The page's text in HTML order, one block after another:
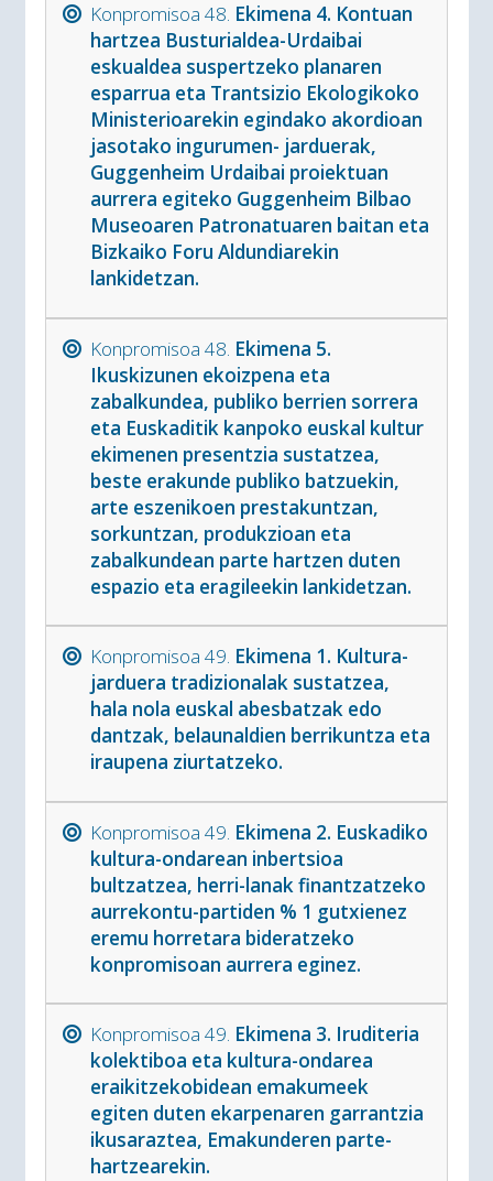
Konpromisoa 48. Ekimena 4. Kontuan
hartzea Busturialdea-Urdaibai
eskualdea suspertzeko planaren
esparrua eta Trantsizio Ekologikoko
Ministerioarekin egindako akordioan
jasotako ingurumen- jarduerak,
Guggenheim Urdaibai proiektuan
aurrera egiteko Guggenheim Bilbao
Museoaren Patronatuaren baitan eta
Bizkaiko Foru Aldundiarekin
lankidetzan.
Konpromisoa 48. Ekimena 5.
Ikuskizunen ekoizpena eta
zabalkundea, publiko berrien sorrera
eta Euskaditik kanpoko euskal kultur
ekimenen presentzia sustatzea,
beste erakunde publiko batzuekin,
arte eszenikoen prestakuntzan,
sorkuntzan, produkzioan eta
zabalkundean parte hartzen duten
espazio eta eragileekin lankidetzan.
Konpromisoa 49. Ekimena 1. Kultura-
jarduera tradizionalak sustatzea,
hala nola euskal abesbatzak edo
dantzak, belaunaldien berrikuntza eta
iraupena ziurtatzeko.
Konpromisoa 49. Ekimena 2. Euskadiko
kultura-ondarean inbertsioa
bultzatzea, herri-lanak finantzatzeko
aurrekontu-partiden % 1 gutxienez
eremu horretara bideratzeko
konpromisoan aurrera eginez.
Konpromisoa 49. Ekimena 3. Iruditeria
kolektiboa eta kultura-ondarea
eraikitzekobidean emakumeek
egiten duten ekarpenaren garrantzia
ikusaraztea, Emakunderen parte-
hartzearekin.